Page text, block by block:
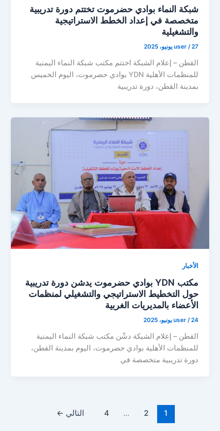
شبكة النماء بوادي حضرموت تختتم دورة تدريبية
متخصصة في إعداد الخطط الاستراتيجية
والتشغيلية
user /27 يونيو، 2025
القطن – إعلام الشبكة اختتم مكتب شبكة النماء اليمنية
للمنظمات الأهلية YDN بوادي حضرموت، اليوم الخميس
بمدينة القطن، دورة تدريبية
الأخبار
مكتب YDN بوادي حضرموت يدشن دورة تدريبية
حول التخطيط الاستراتيجي والتشغيلي لمنظمات
الأعضاء بالمديريات الغربية
user /24 يونيو، 2025
القطن – إعلام الشبكة دشّن مكتب شبكة النماء اليمنية
للمنظمات الأهلية بوادي حضرموت، اليوم بمدينة القطن،
دورة تدريبية متخصصة في
1
2
…
4 التالي ←